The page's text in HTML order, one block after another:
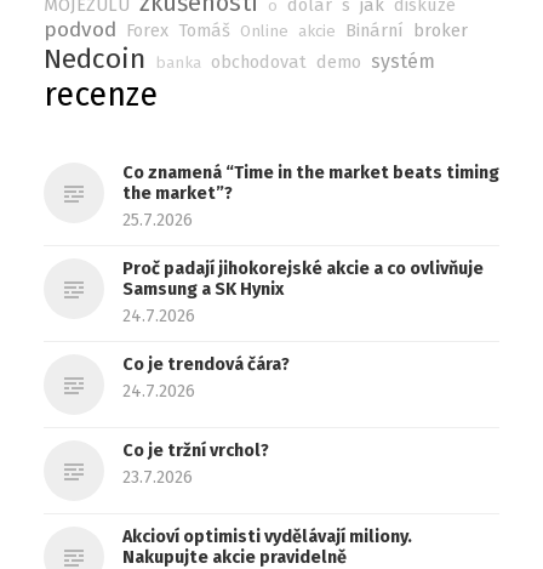
MOJEZULU o dolar s jak diskuze
podvod Forex Tomáš Online akcie Binární broker
Nedcoin banka obchodovat demo systém
recenze
Co znamená “Time in the market beats timing
the market”?
25.7.2026
Proč padají jihokorejské akcie a co ovlivňuje
Samsung a SK Hynix
24.7.2026
Co je trendová čára?
24.7.2026
Co je tržní vrchol?
23.7.2026
Akcioví optimisti vydělávají miliony.
Nakupujte akcie pravidelně